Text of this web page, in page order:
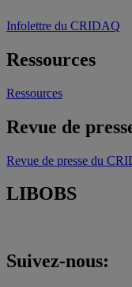
Infolettre du CRIDAQ
Ressources
Ressources
Revue de
Revue de presse du
LIBOBS
Suivez-nous: